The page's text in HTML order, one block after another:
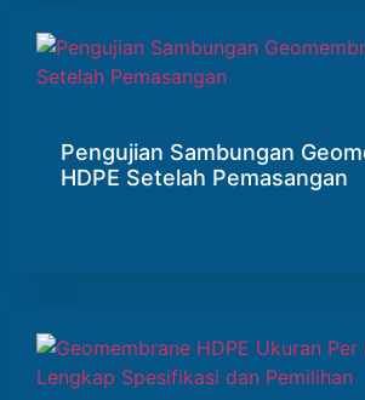
Pengujian Sambungan
HDPE Setelah Pemasangan